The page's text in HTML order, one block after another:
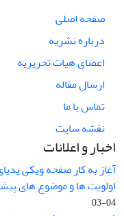
صفحه اصلی
درباره نشریه
اعضای هیات تحریریه
ارسال مقاله
تماس با ما
نقشه سایت
اخبار و اعلانات
آغاز به کار صفحه ویکی
اولویت ها و موضوع های
04-03